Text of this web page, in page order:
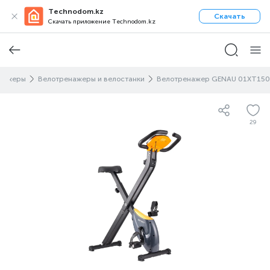
Technodom.kz
Скачать приложение Technodom.kz
Скачать
Велотренажеры и велостанки Велотренажер GENAU 01XT150
29